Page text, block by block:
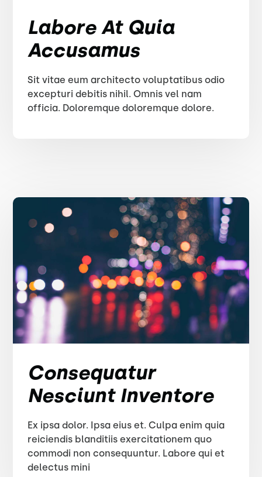
Labore At Quia
Accusamus
Sit vitae eum architecto voluptatibus odio
excepturi debitis nihil. Omnis vel nam
officia. Doloremque doloremque dolore.
Consequatur
Nesciunt Inventore
Ex ipsa dolor. Ipsa eius et. Culpa enim quia
reiciendis blanditiis exercitationem quo
commodi non consequuntur. Labore qui et
delectus mini